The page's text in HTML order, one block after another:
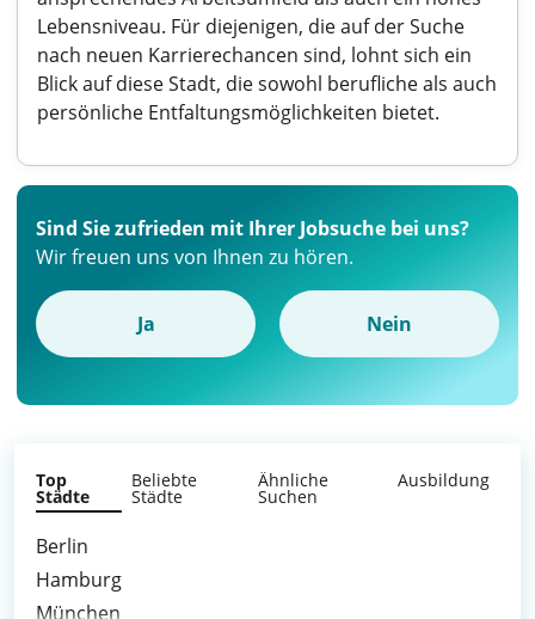
Lebensniveau. Für diejenigen, die auf der Suche
nach neuen Karrierechancen sind, lohnt sich ein
Blick auf diese Stadt, die sowohl berufliche als auch
persönliche Entfaltungsmöglichkeiten bietet.
Sind Sie zufrieden mit Ihrer Jobsuche bei uns?
Wir freuen uns von Ihnen zu hören.
Ja Nein
Top
Städte
Beliebte
Städte
Ähnliche
Suchen
Ausbildung
Berlin
Hamburg
München